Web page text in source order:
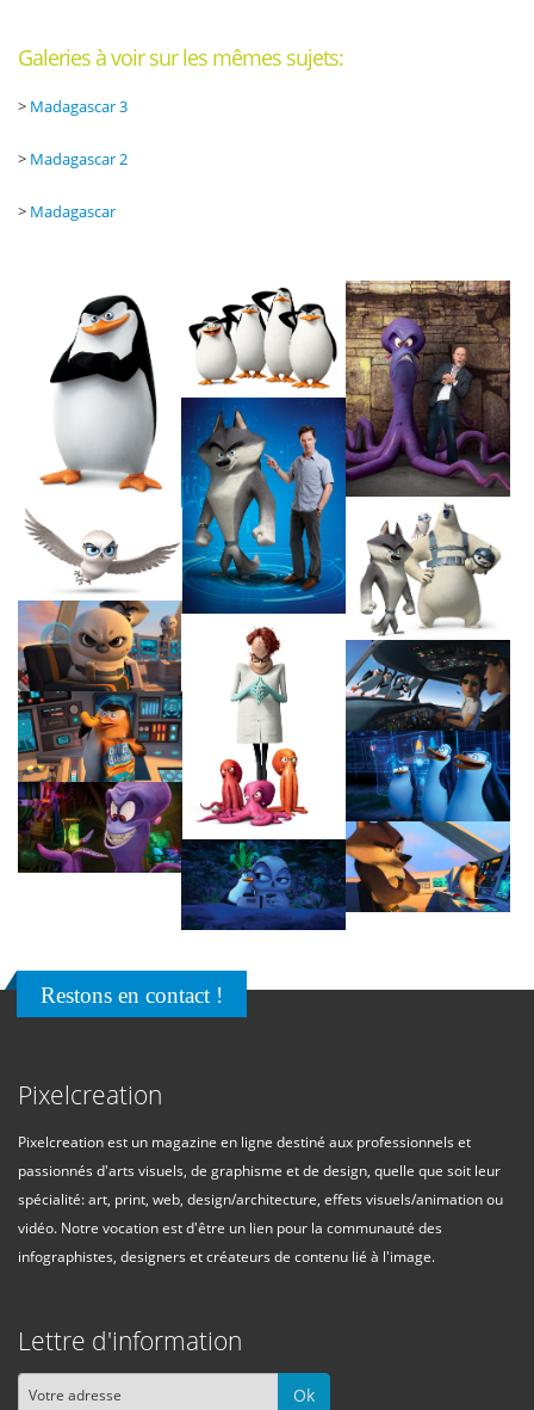
Galeries à voir sur les mêmes sujets:
> Madagascar 3
> Madagascar 2
> Madagascar
Restons en contact !
Pixelcreation
Pixelcreation est un magazine en ligne destiné aux professionnels et
passionnés d'arts visuels, de graphisme et de design, quelle que soit leur
spécialité: art, print, web, design/architecture, effets visuels/animation ou
vidéo. Notre vocation est d'être un lien pour la communauté des
infographistes, designers et créateurs de contenu lié à l'image.
Lettre d'information
Ok